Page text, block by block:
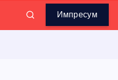
Импресум